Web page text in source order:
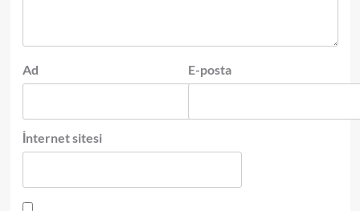
Ad E-posta
İnternet sitesi